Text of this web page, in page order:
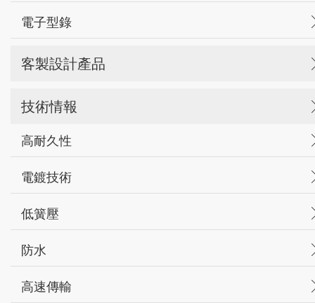
電子型錄
客製設計產品
技術情報
高耐久性
電鍍技術
低簧壓
防水
高速傳輸